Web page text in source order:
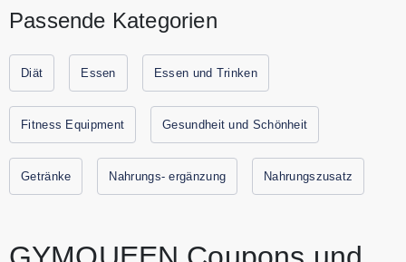
Proteinreiche und kalorienarme Fitness Produkte und
Zwang ihre persönlichen Ziele erreichen wollen. Egal ob
Sie die allgemeine Fitness aufbauen, ein paar Kilo
abnehmen oder Muskeln aufbauen möchten. Entdecken Sie
die Premium Sportnahrung für Frauen von GYMQUEEN
zum günstigen Preis. Alle aktuellen Gutscheine und
Rabattaktionen von GYMQUEEN finden Sie immer hier auf
Passende Kategorien
Diät Essen Essen und Trinken
Fitness Equipment Gesundheit und Schönheit
Getränke Nahrungs- ergänzung Nahrungszusatz